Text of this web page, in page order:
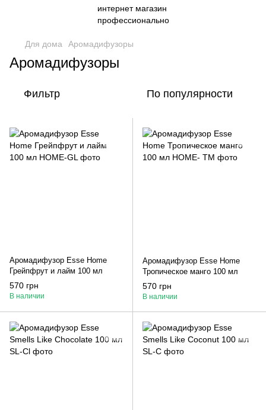
Для дома Аромадифузоры
Аромадифузоры
Фильтр По популярности
Аромадифузор Esse Home
Грейпфрут и лайм 100 мл
570 грн
В наличии
Аромадифузор Esse Home
Тропическое манго 100 мл
570 грн
В наличии